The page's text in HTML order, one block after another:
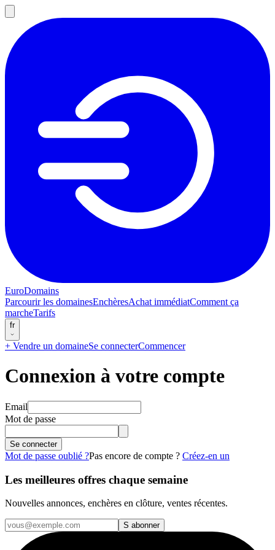
EuroDomains
Parcourir les domainesEnchèresAchat immédiatComment ça
marcheTarifs
fr
+ Vendre un domaineSe connecterCommencer
Connexion à votre compte
Email
Mot de passe
Se connecter
Mot de passe oublié ?Pas encore de compte ? Créez-en un
Les meilleures offres chaque semaine
Nouvelles annonces, enchères en clôture, ventes récentes.
S abonner